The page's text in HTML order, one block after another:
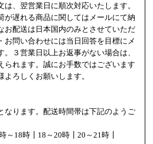
、翌営業日に順次対応いたします。
が遅れる商品に関してはメールにて納
お配送は日本国内のみとさせていただ
問い合わせには当日回答を目標にメ
３営業日以上お返事がない場合は、
られます。誠にお手数ではございます
ろしくお願いします。
なります。配送時間帯は下記のようご
～18時┃18～20時┃20～21時┃